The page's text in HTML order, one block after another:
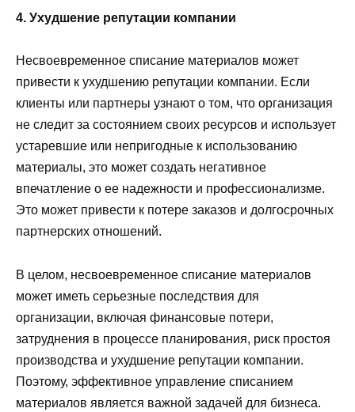
4. Ухудшение репутации компании
Несвоевременное списание материалов может
привести к ухудшению репутации компании. Если
клиенты или партнеры узнают о том, что организация
не следит за состоянием своих ресурсов и использует
устаревшие или непригодные к использованию
материалы, это может создать негативное
впечатление о ее надежности и профессионализме.
Это может привести к потере заказов и долгосрочных
партнерских отношений.
В целом, несвоевременное списание материалов
может иметь серьезные последствия для
организации, включая финансовые потери,
затруднения в процессе планирования, риск простоя
производства и ухудшение репутации компании.
Поэтому, эффективное управление списанием
материалов является важной задачей для бизнеса.